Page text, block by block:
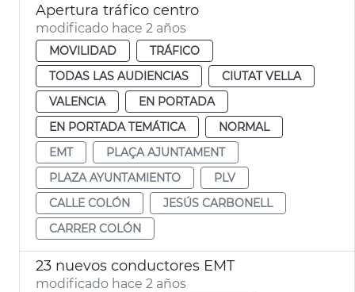
Apertura tráfico centro
modificado hace 2 años
MOVILIDAD
TRÁFICO
TODAS LAS AUDIENCIAS
CIUTAT VELLA
VALENCIA
EN PORTADA
EN PORTADA TEMÁTICA
NORMAL
EMT
PLAÇA AJUNTAMENT
PLAZA AYUNTAMIENTO
PLV
CALLE COLÓN
JESÚS CARBONELL
CARRER COLÓN
23 nuevos conductores EMT
modificado hace 2 años